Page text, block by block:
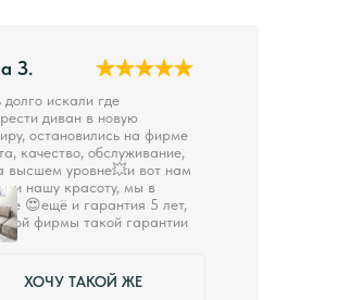
ХОЧУ ТАКОЙ ЖЕ
З.
искали где
диван в новую
остановились на фирме
качество, обслуживание,
высшем уровне💥и вот нам
нашу красоту, мы в
😍ещё и гарантия 5 лет,
фирмы такой гарантии